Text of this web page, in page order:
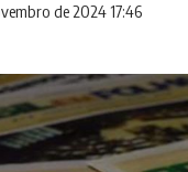
de 2024 17:46